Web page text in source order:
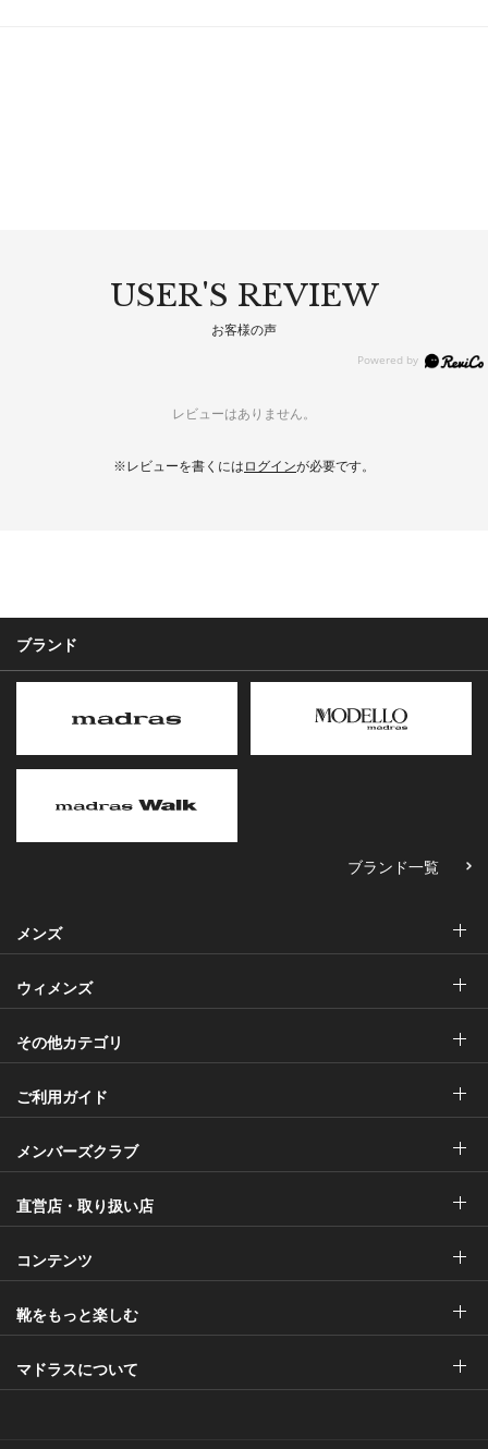
USER'S REVIEW
お客様の声
レビューはありません。
※レビューを書くには ログインが必要です。
ブランド
ブランド一覧
メンズ
ウィメンズ
その他カテゴリ
ご利用ガイド
メンバーズクラブ
直営店・取り扱い店
コンテンツ
靴をもっと楽しむ
マドラスについて